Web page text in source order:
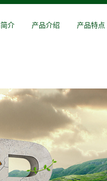
介
简介
产品介绍
鸡粪有机肥
猪粪有机肥
人参有机肥
蓝莓有机肥
葡萄有机肥
产品特点